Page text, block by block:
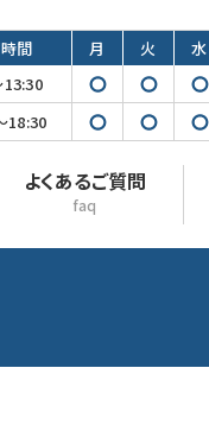
時間 月 火 水
13:30
◯ ◯ ◯
18:30
◯ ◯ ◯
よくあるご質問
faq